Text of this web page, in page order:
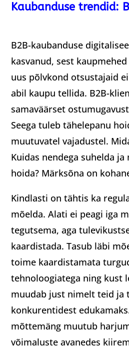
Kaubanduse trendid:
B2B-kaubanduse
kasvanud, sest
uus põlvkond otsustajaid
abil kaupu tellida. B2B-
samaväärset
Seega tuleb tähelepanu
muutuvatel vajadustel.
Kuidas nendega suhelda ja
hoida? Märksõna on
Kindlasti on tähtis ka
mõelda. Alati ei peagi iga
tegutsema, aga
kaardistada. Tasub läbi
toime kaardistamata
tehnoloogiatega ning kust
muudab just nimelt teid ja
konkurentidest
mõttemäng muutub
võimaluste avanedes